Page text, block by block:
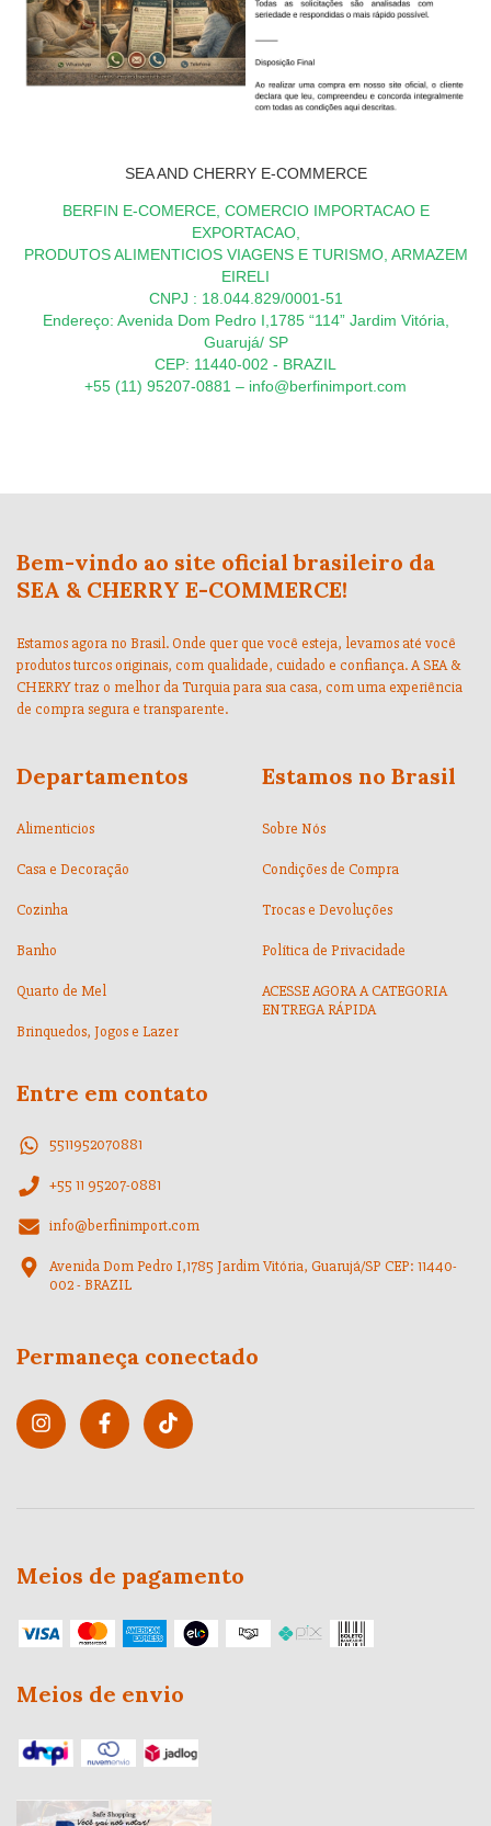
SEA AND CHERRY E-COMMERCE
BERFIN E-COMERCE, COMERCIO IMPORTACAO E
EXPORTACAO,
PRODUTOS ALIMENTICIOS VIAGENS E TURISMO, ARMAZEM
EIRELI
CNPJ : 18.044.829/0001-51
Endereço: Avenida Dom Pedro I,1785 “114” Jardim Vitória,
Guarujá/ SP
CEP: 11440-002 - BRAZIL
+55 (11) 95207-0881 – info@berfinimport.com
Bem-vindo ao site oficial brasileiro da
SEA & CHERRY E-COMMERCE!
Estamos agora no Brasil. Onde quer que você esteja, levamos até você
produtos turcos originais, com qualidade, cuidado e confiança. A SEA &
CHERRY traz o melhor da Turquia para sua casa, com uma experiência
de compra segura e transparente.
Departamentos
Alimenticios
Casa e Decoração
Cozinha
Banho
Quarto de Mel
Brinquedos, Jogos e Lazer
Estamos no Brasil
Sobre Nós
Condições de Compra
Trocas e Devoluções
Política de Privacidade
ACESSE AGORA A CATEGORIA
ENTREGA RÁPIDA
Entre em contato
5511952070881
+55 11 95207-0881
info@berfinimport.com
Avenida Dom Pedro I,1785 Jardim Vitória, Guarujá/SP CEP: 11440-
002 - BRAZIL
Permaneça conectado
Meios de pagamento
Meios de envio